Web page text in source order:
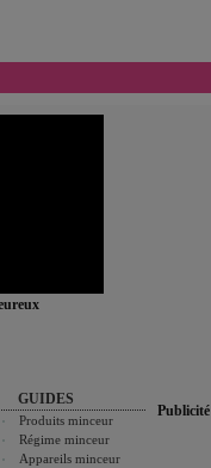
GUIDES
Produits minceur
Régime minceur
Appareils minceur
Publicité